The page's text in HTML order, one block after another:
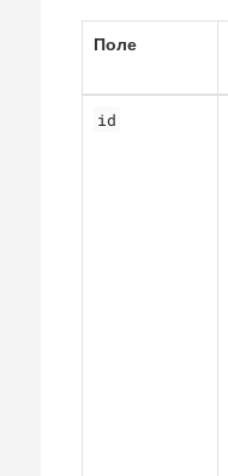
Поле
id